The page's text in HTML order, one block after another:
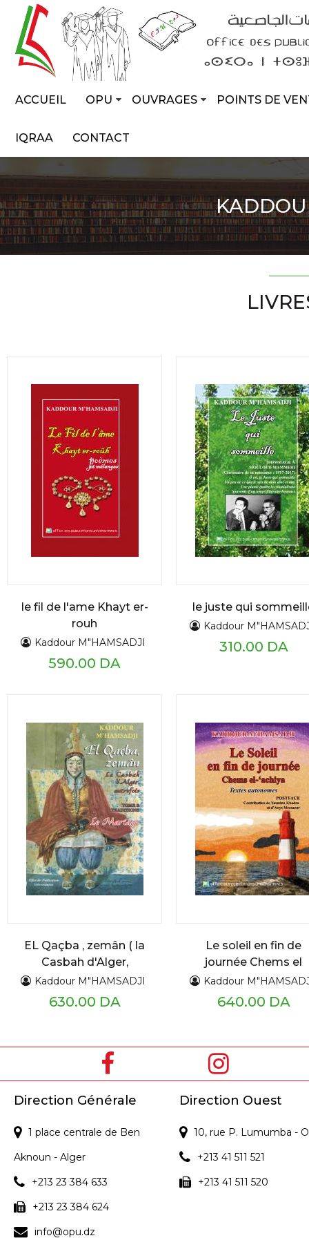
ACCUEIL OPU OUVRAGES POINTS DE
IQRAA CONTACT
le fil de l'ame Khayt er-
rouh
Kaddour M"HAMSADJI
590.00 DA
le juste qui
Kaddour
310.00 DA
EL Qaçba , zemân ( la
Casbah d'Alger,
autrefois ) Tome 2
Kaddour M"HAMSADJI
630.00 DA
Le soleil en fin de
journée Chems el
achiya
Kaddour
640.00 DA
Direction Générale
1 place centrale de Ben
Aknoun - Alger
+213 23 384 633
+213 23 384 624
info@opu.dz
Direction Ouest
10, rue P. Lumumba -
+213 41 511 521
+213 41 511 520